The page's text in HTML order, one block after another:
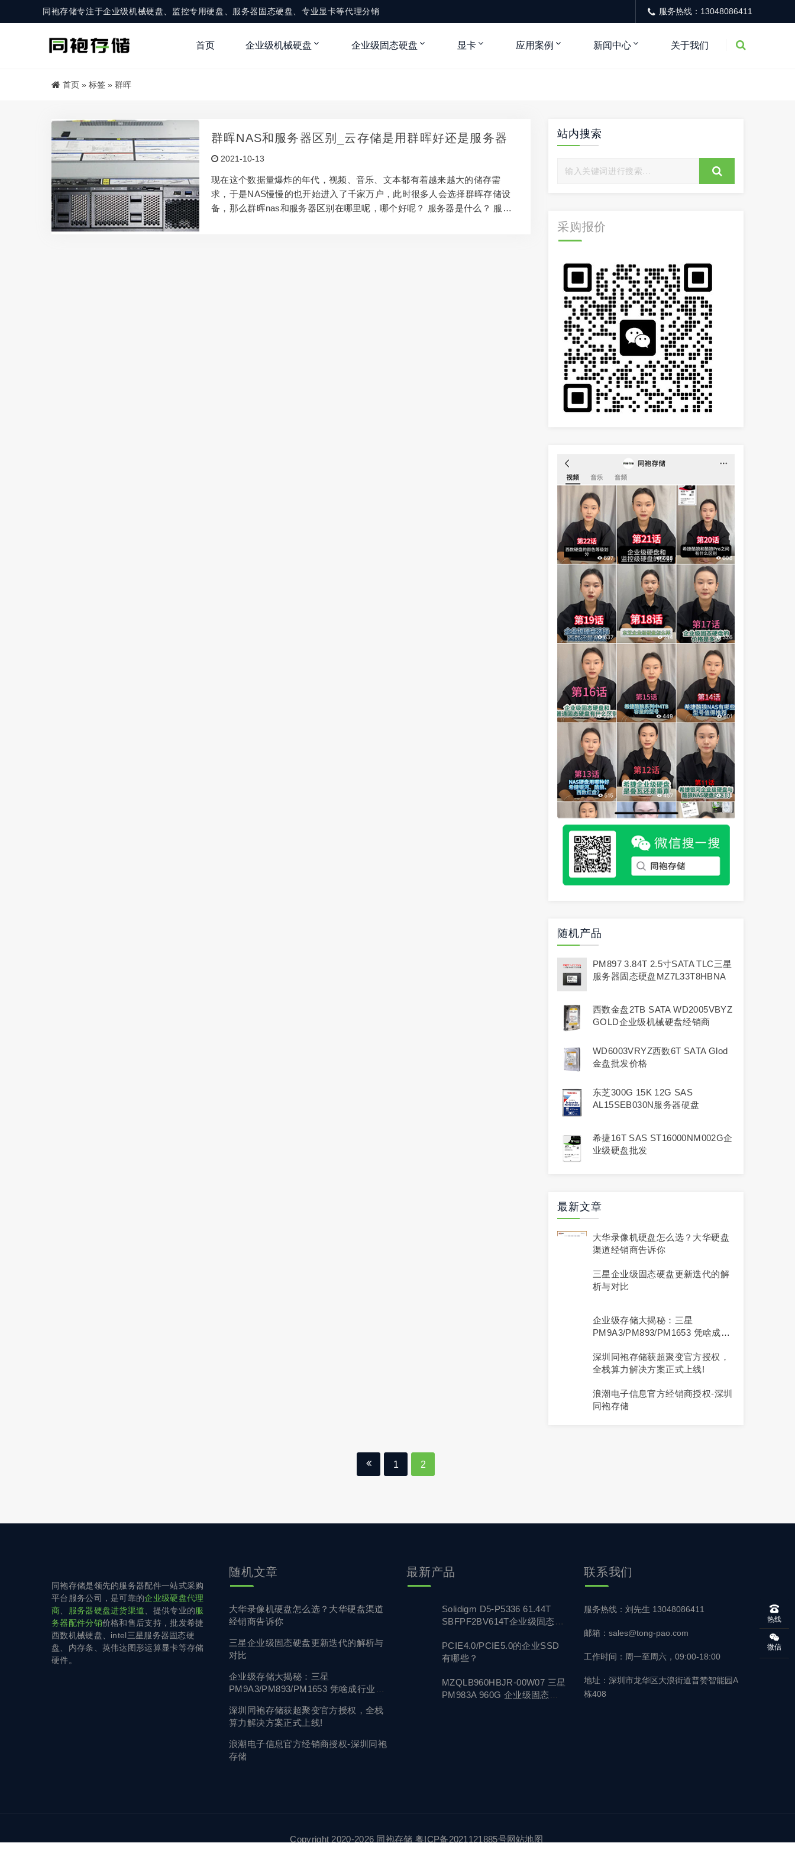
同袍存储专注于企业级机械硬盘、监控专用硬盘、服务器固态硬盘、专业显卡等代理分销 服务热线：13048086411
首页 企业级机械硬盘 企业级固态硬盘 显卡 应用案例 新闻中心 关于我们
首页 » 标签 » 群晖
群晖NAS和服务器区别_云存储是用群晖好还是服务器
2021-10-13
现在这个数据量爆炸的年代，视频、音乐、文本都有着越来越大的储存需
求，于是NAS慢慢的也开始进入了千家万户，此时很多人会选择群晖存储设
备，那么群晖nas和服务器区别在哪里呢，哪个好呢？ 服务器是什么？ 服务
站内搜索
采购报价
随机产品
PM897 3.84T 2.5寸SATA TLC三星
服务器固态硬盘MZ7L33T8HBNA
西数金盘2TB SATA WD2005VBYZ
GOLD企业级机械硬盘经销商
WD6003VRYZ西数6T SATA Glod
金盘批发价格
东芝300G 15K 12G SAS
AL15SEB030N服务器硬盘
希捷16T SAS ST16000NM002G企
业级硬盘批发
最新文章
大华录像机硬盘怎么选？大华硬盘
渠道经销商告诉你
三星企业级固态硬盘更新迭代的解
析与对比
企业级存储大揭秘：三星
PM9A3/PM893/PM1653 凭啥成行
深圳同袍存储获超聚变官方授权，
全栈算力解决方案正式上线!
浪潮电子信息官方经销商授权-深圳
同袍存储
1 2
同袍存储是领先的服务器配件一站式采购
平台服务公司，是可靠的企业级硬盘代理
商
服务器硬盘进货渠道 、提供专业的服
务器配件分销价格和售后支持，批发希捷
西数机械硬盘、intel三星服务器固态硬
盘、内存条、英伟达图形运算显卡等存储
硬件。
随机文章
大华录像机硬盘怎么选？大华硬盘渠道
经销商告诉你
三星企业级固态硬盘更新迭代的解析与
对比
企业级存储大揭秘：三星
PM9A3/PM893/PM1653 凭啥成行业首
深圳同袍存储获超聚变官方授权，全栈
算力解决方案正式上线!
浪潮电子信息官方经销商授权-深圳同袍
存储
最新产品
Solidigm D5-P5336 61.44T
SBFPF2BV614T企业级固态硬
PCIE4.0/PCIE5.0的企业SSD
有哪些？
MZQLB960HBJR-00W07 三星
PM983A 960G 企业级固态硬
联系我们
服务热线：刘先生 13048086411
邮箱：sales@tong-pao.com
工作时间：周一至周六，09:00-18:00
地址：深圳市龙华区大浪街道普赞智能园A
栋408
Copyright 2020-2026 同袍存储 粤ICP备2021121885号网站地图
热线
微信